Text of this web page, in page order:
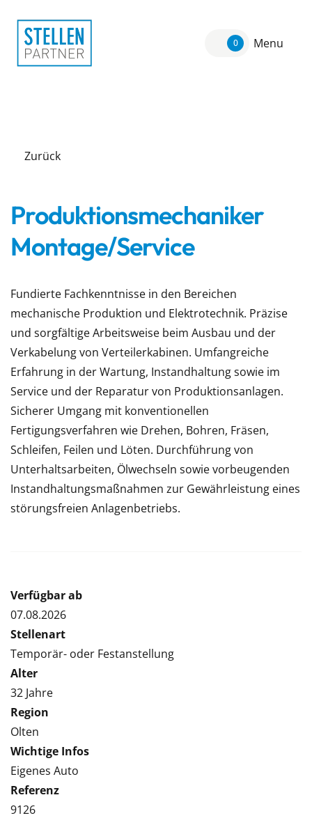
0 Menu
Zurück
Produktionsmechaniker
Montage/Service
Fundierte Fachkenntnisse in den Bereichen
mechanische Produktion und Elektrotechnik. Präzise
und sorgfältige Arbeitsweise beim Ausbau und der
Verkabelung von Verteilerkabinen. Umfangreiche
Erfahrung in der Wartung, Instandhaltung sowie im
Service und der Reparatur von Produktionsanlagen.
Sicherer Umgang mit konventionellen
Fertigungsverfahren wie Drehen, Bohren, Fräsen,
Schleifen, Feilen und Löten. Durchführung von
Unterhaltsarbeiten, Ölwechseln sowie vorbeugenden
Instandhaltungsmaßnahmen zur Gewährleistung eines
störungsfreien Anlagenbetriebs.
Verfügbar ab
07.08.2026
Stellenart
Temporär- oder Festanstellung
Alter
32 Jahre
Region
Olten
Wichtige Infos
Eigenes Auto
Referenz
9126